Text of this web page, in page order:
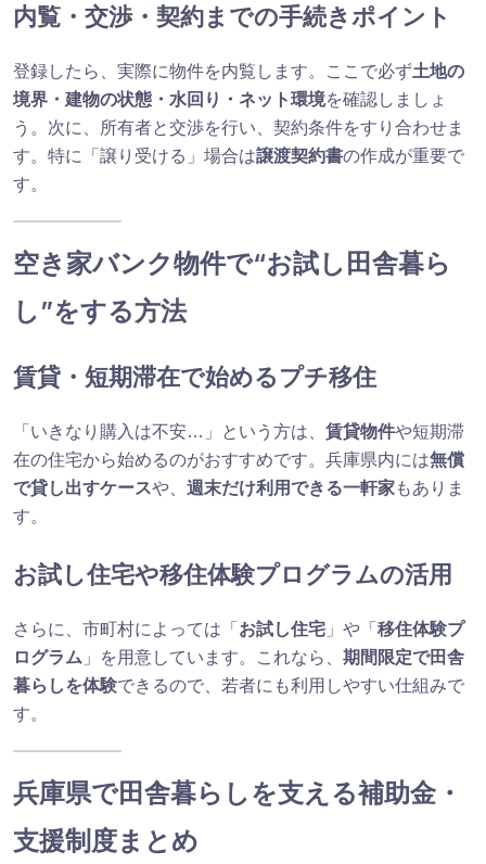
内覧・交渉・契約までの手続きポイント
登録したら、実際に物件を内覧します。ここで必ず土地の
境界・建物の状態・水回り・ネット環境を確認しましょ
う。次に、所有者と交渉を行い、契約条件をすり合わせま
す。特に「譲り受ける」場合は譲渡契約書の作成が重要で
す。
空き家バンク物件で“お試し田舎暮ら
し”をする方法
賃貸・短期滞在で始めるプチ移住
「いきなり購入は不安…」という方は、 賃貸物件や短期滞
在の住宅から始めるのがおすすめです。兵庫県内には無償
で貸し出すケースや、 週末だけ利用できる一軒家もありま
す。
お試し住宅や移住体験プログラムの活用
さらに、市町村によっては「 お試し住宅 」や「 移住体験プ
ログラム 」を用意しています。これなら、 期間限定で田舎
暮らしを体験できるので、若者にも利用しやすい仕組みで
す。
兵庫県で田舎暮らしを支える補助金・
支援制度まとめ